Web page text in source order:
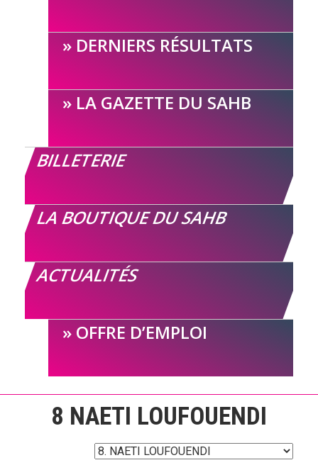
DERNIERS RÉSULTATS
LA GAZETTE DU SAHB
BILLETERIE
LA BOUTIQUE DU SAHB
ACTUALITÉS
OFFRE D’EMPLOI
8 NAETI LOUFOUENDI